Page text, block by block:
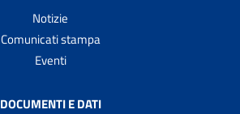
Notizie
Comunicati stampa
Eventi
DOCUMENTI E DATI